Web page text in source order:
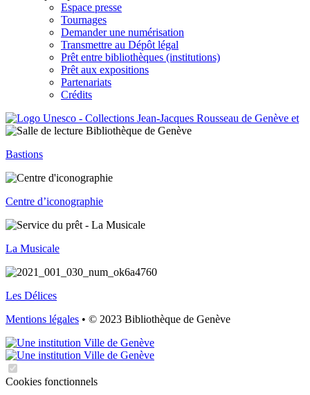
Espace presse
Tournages
Demander une numérisation
Transmettre au Dépôt légal
Prêt entre bibliothèques (institutions)
Prêt aux expositions
Partenariats
Crédits
Bastions
Centre d’iconographie
La Musicale
Les Délices
Mentions légales • © 2023 Bibliothèque de Genève
Cookies fonctionnels